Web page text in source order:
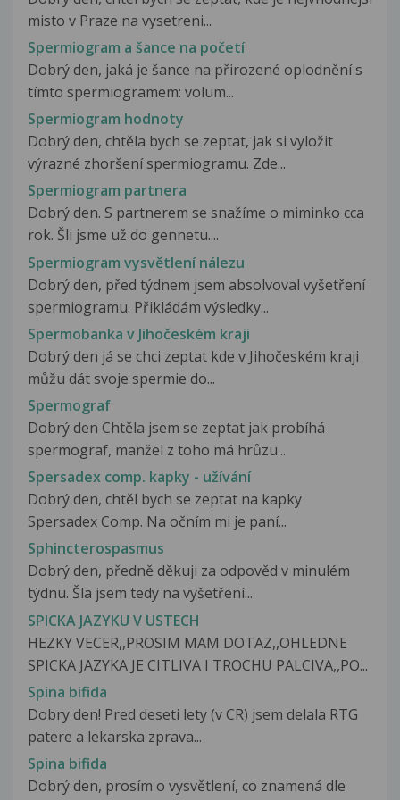
misto v Praze na vysetreni...
Spermiogram a šance na početí
Dobrý den, jaká je šance na přirozené oplodnění s
tímto spermiogramem: volum...
Spermiogram hodnoty
Dobrý den, chtěla bych se zeptat, jak si vyložit
výrazné zhoršení spermiogramu. Zde...
Spermiogram partnera
Dobrý den. S partnerem se snažíme o miminko cca
rok. Šli jsme už do gennetu....
Spermiogram vysvětlení nálezu
Dobrý den, před týdnem jsem absolvoval vyšetření
spermiogramu. Přikládám výsledky...
Spermobanka v Jihočeském kraji
Dobrý den já se chci zeptat kde v Jihočeském kraji
můžu dát svoje spermie do...
Spermograf
Dobrý den Chtěla jsem se zeptat jak probíhá
spermograf, manžel z toho má hrůzu...
Spersadex comp. kapky - užívání
Dobrý den, chtěl bych se zeptat na kapky
Spersadex Comp. Na očním mi je paní...
Sphincterospasmus
Dobrý den, předně děkuji za odpověd v minulém
týdnu. Šla jsem tedy na vyšetření...
SPICKA JAZYKU V USTECH
HEZKY VECER,,PROSIM MAM DOTAZ,,OHLEDNE
SPICKA JAZYKA JE CITLIVA I TROCHU PALCIVA,,PO...
Spina bifida
Dobry den! Pred deseti lety (v CR) jsem delala RTG
patere a lekarska zprava...
Spina bifida
Dobrý den, prosím o vysvětlení, co znamená dle